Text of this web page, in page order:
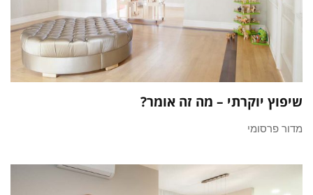
שיפוץ יוקרתי – מה זה אומר?
מדור פרסומי